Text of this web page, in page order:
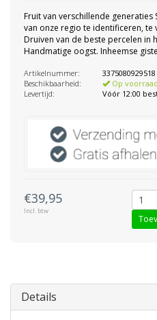
Fruit van verschillende
van onze regio te identificeren, te
Druiven van de beste percelen in
Handmatige oogst. Inheemse
Artikelnummer:
3375080929518
Beschikbaarheid:
Op voorraad
Levertijd:
Vóór 12:00
€39,95
Incl. btw
Details